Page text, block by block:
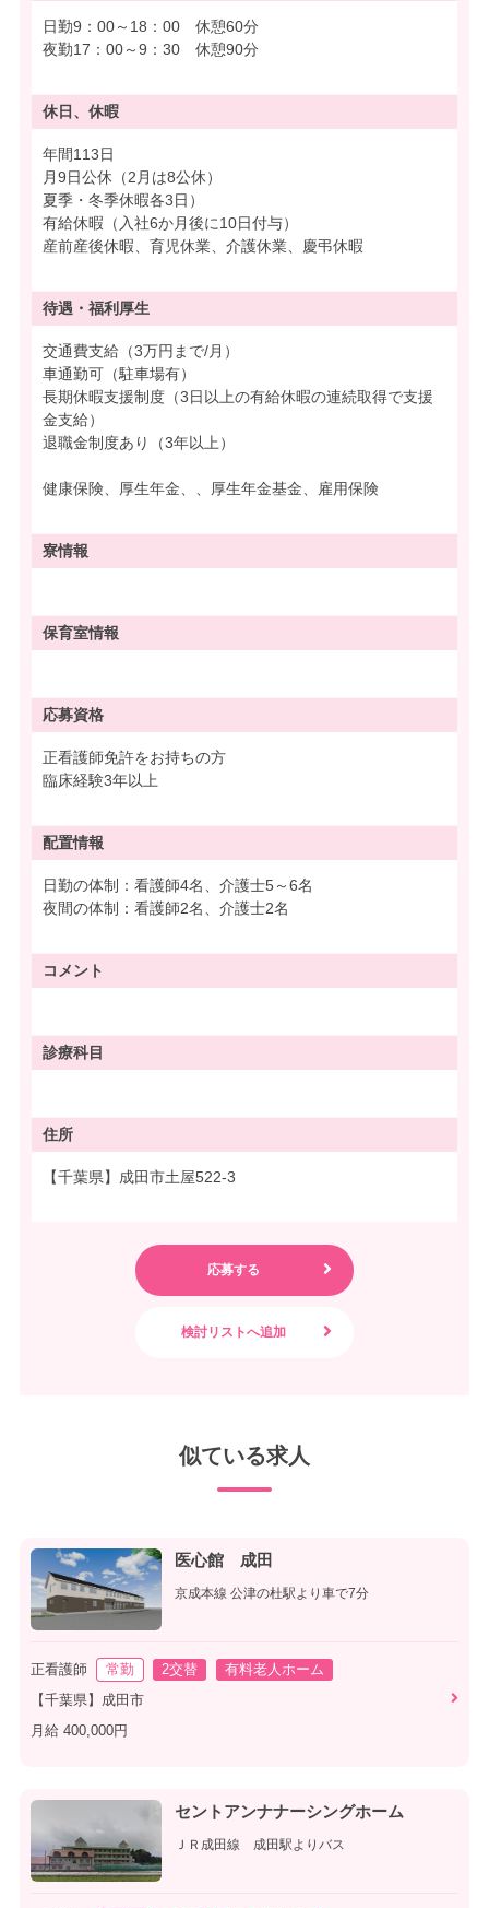
日勤9：00～18：00 休憩60分
夜勤17：00～9：30 休憩90分
休日、休暇
年間113日
月9日公休（2月は8公休）
夏季・冬季休暇各3日）
有給休暇（入社6か月後に10日付与）
産前産後休暇、育児休業、介護休業、慶弔休暇
待遇・ 福利厚生
交通費支給（3万円まで/月）
車通勤可（駐車場有）
長期休暇支援制度（3日以上の有給休暇の連続取得で支援
金支給）
退職金制度あり（3年以上）
健康保険、厚生年金、、厚生年金基金、雇用保険
寮情報
保育室情報
応募資格
正看護師免許をお持ちの方
臨床経験3年以上
配置情報
日勤の体制：看護師4名、介護士5～6名
夜間の体制：看護師2名、介護士2名
コメント
診療科目
住所
【千葉県】成田市土屋522-3
似ている求人
医心館 成田
京成本線 公津の杜駅より車で7分
正看護師 常勤 2交替
有料老人ホーム
【千葉県】成田市
月給 400,000円
セントアンナナーシングホーム
ＪＲ成田線 成田駅よりバス